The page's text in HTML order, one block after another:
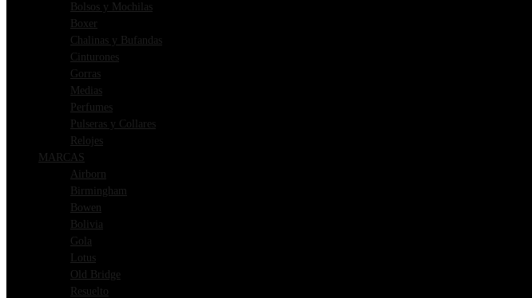
Bolsos y Mochilas
Boxer
Chalinas y Bufandas
Cinturones
Gorras
Medias
Perfumes
Pulseras y Collares
Relojes
MARCAS
Airborn
Birmingham
Bowen
Bolivia
Gola
Lotus
Old Bridge
Resuelto